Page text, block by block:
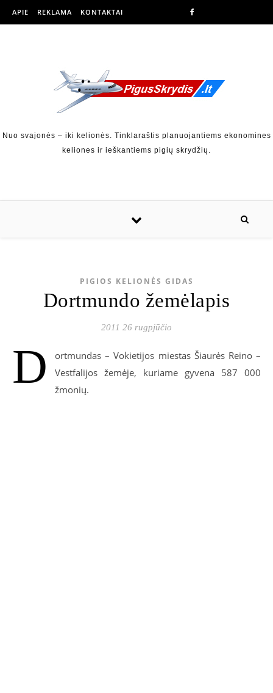
APIE REKLAMA KONTAKTAI
Nuo svajonės – iki kelionės. Tinklaraštis planuojantiems ekonomines
keliones ir ieškantiems pigių skrydžių.
PIGIOS KELIONĖS GIDAS
Dortmundo žemėlapis
2011 26 rugpjūčio
D
ortmundas – Vokietijos miestas Šiaurės Reino –
Vestfalijos žemėje, kuriame gyvena 587 000
žmonių.